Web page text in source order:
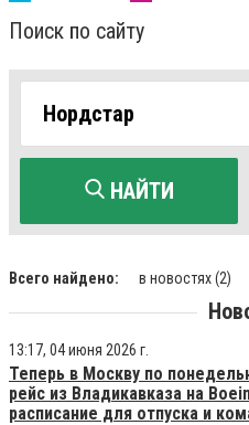
Поиск по сайту
НАЙТИ
Всего найдено: в новостях(2)
13:17, 04 июня 2026 г.
Теперь в Москву по
рейс из Владикавказа на
расписание для отпуска и